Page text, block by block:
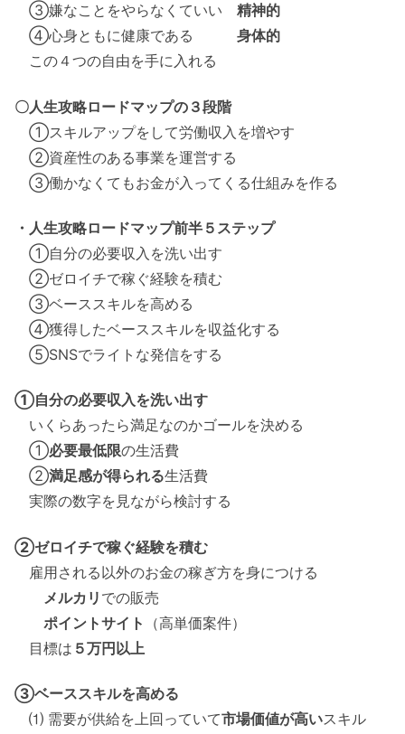
③嫌なことをやらなくていい 精神的
④心身ともに健康である 身体的
この４つの自由を手に入れる
〇人生攻略ロードマップの３段階
①スキルアップをして労働収入を増やす
②資産性のある事業を運営する
③働かなくてもお金が入ってくる仕組みを作る
・人生攻略ロードマップ前半５ステップ
①自分の必要収入を洗い出す
②ゼロイチで稼ぐ経験を積む
③ベーススキルを高める
④獲得したベーススキルを収益化する
⑤SNSでライトな発信をする
①自分の必要収入を洗い出す
いくらあったら満足なのかゴールを決める
①必要最低限の生活費
②満足感が得られる生活費
実際の数字を見ながら検討する
②ゼロイチで稼ぐ経験を積む
雇用される以外のお金の稼ぎ方を身につける
メルカリ での販売
ポイントサイト
（高単価案件）
目標は ５万円以上
③ベーススキルを高める
⑴ 需要が供給を上回っていて市場価値が高いスキル